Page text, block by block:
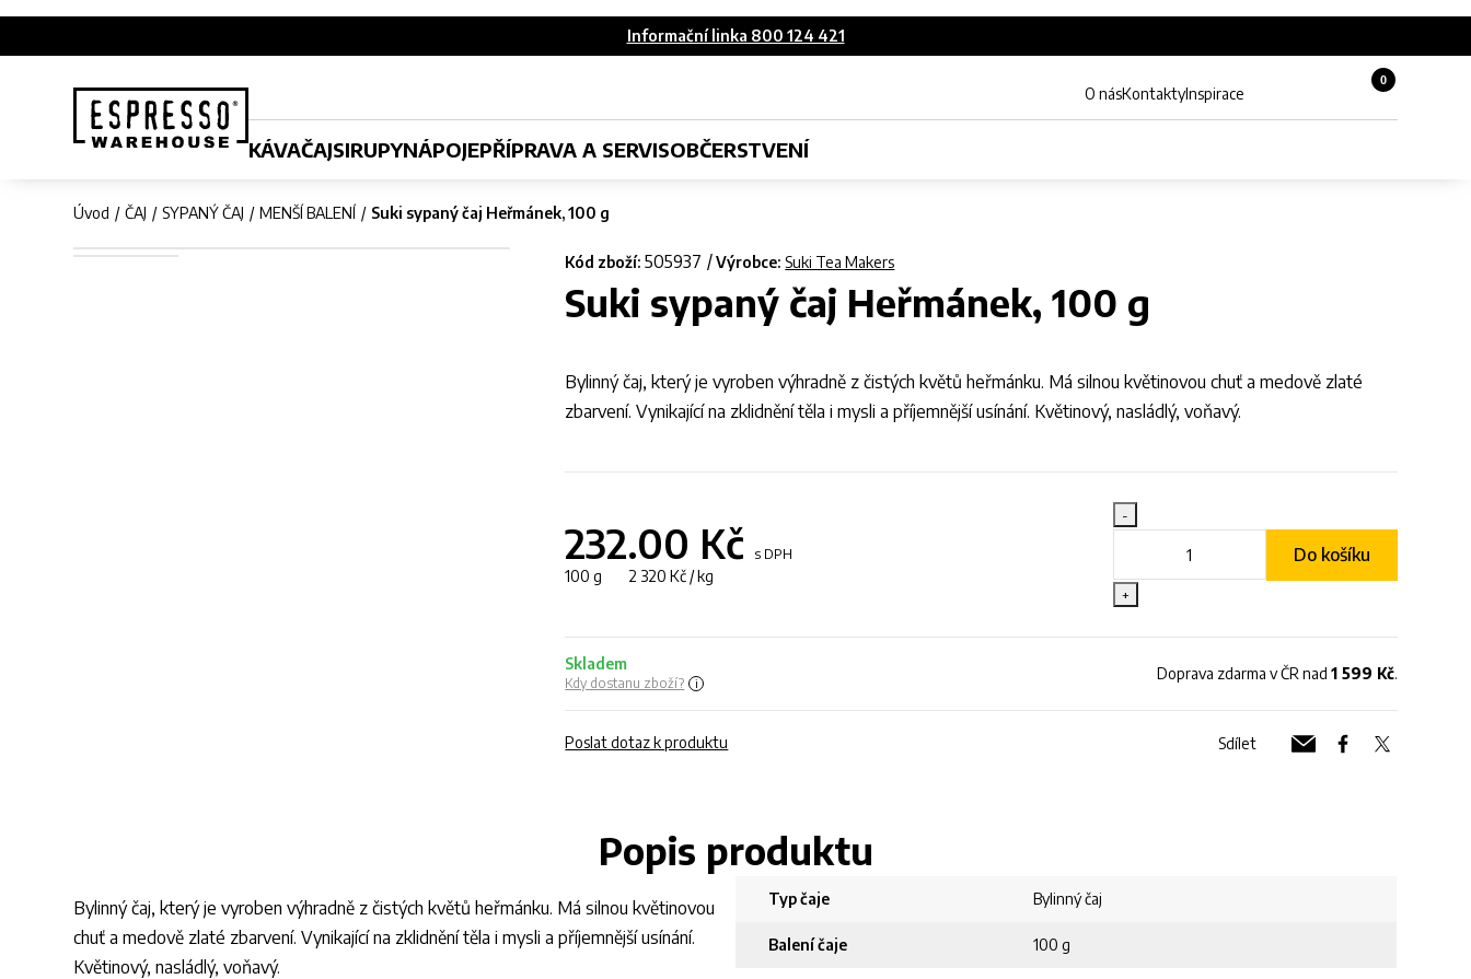
Informační linka 800 124 421
O násKontaktyInspirace
0
Košík, 0
KÁVAČAJSIRUPYNÁPOJEPŘÍPRAVA A SERVISOBČERSTVENÍ
Úvod ČAJ SYPANÝ ČAJ MENŠÍ BALENÍ Suki sypaný čaj Heřmánek, 100 g
Kód zboží: 505937 Výrobce: Suki Tea Makers
Suki sypaný čaj Heřmánek, 100 g
Bylinný čaj, který je vyroben výhradně z čistých květů heřmánku. Má silnou květinovou chuť a medově zlaté
zbarvení. Vynikající na zklidnění těla i mysli a příjemnější usínání. Květinový, nasládlý, voňavý.
232.00 Kč s DPH
100 g 2 320 Kč / kg
-
+
Do košíku
Skladem
Kdy dostanu zboží?
Doprava zdarma v ČR nad 1 599 Kč.
Poslat dotaz k produktu Sdílet
Popis produktu
Bylinný čaj, který je vyroben výhradně z čistých květů heřmánku. Má silnou květinovou
chuť a medově zlaté zbarvení. Vynikající na zklidnění těla i mysli a příjemnější usínání.
Květinový, nasládlý, voňavý.
Typ čaje Bylinný čaj
Balení čaje 100 g